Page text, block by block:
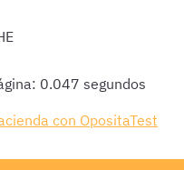
0.047 segundos
con OpositaTest